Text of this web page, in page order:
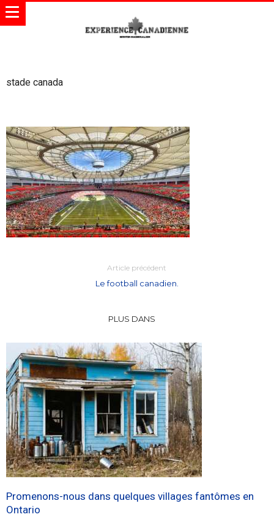
stade canada
Article précédent
Le football canadien.
PLUS DANS
Promenons-nous dans quelques villages fantômes en
Ontario